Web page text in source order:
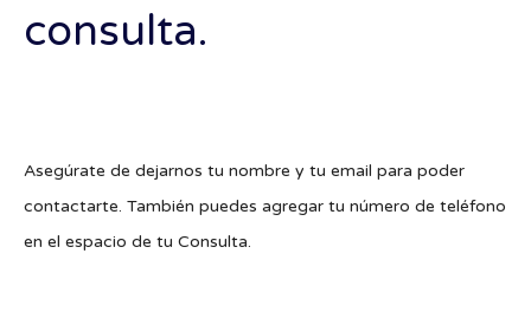
consulta.
Asegúrate de dejarnos tu nombre y tu email para poder
contactarte. También puedes agregar tu número de teléfono
en el espacio de tu Consulta.